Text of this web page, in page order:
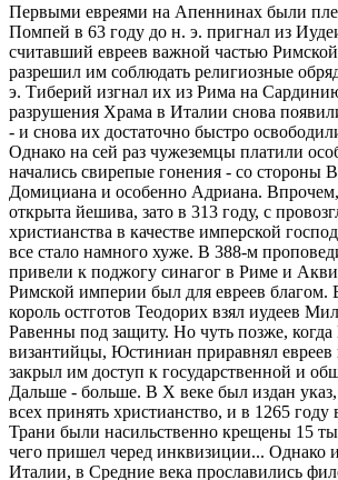
Первыми евреями на Апеннинах были
Помпей в 63 году до н. э. пригнал из
считавший евреев важной частью
разрешил им соблюдать религиозные
э. Тиберий изгнал их из Рима на
разрушения Храма в Италии снова
- и снова их достаточно быстро
Однако на сей раз чужеземцы платили
начались свирепые гонения - со стороны
Домициана и особенно Адриана.
открыта йешива, зато в 313 году, с
христианства в качестве имперской
все стало намного хуже. В 388-м
привели к поджогу синагог в Риме и
Римской империи был для евреев благом.
король остготов Теодорих взял иудеев
Равенны под защиту. Но чуть позже,
византийцы, Юстиниан приравнял евреев
закрыл им доступ к государственной и
Дальше - больше. В X веке был издан
всех принять христианство, и в 1265
Трани были насильственно крещены 15
чего пришел черед инквизиции... Однако
Италии, в Средние века прославились